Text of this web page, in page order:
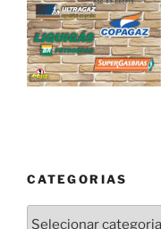
CATEGORIAS
Categorias